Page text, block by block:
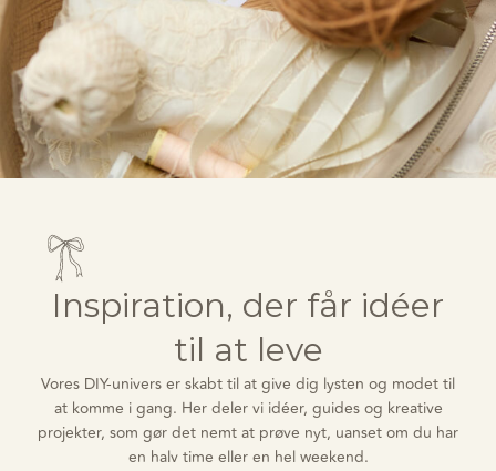
Inspiration, der får idéer
til at leve
Vores DIY-univers er skabt til at give dig lysten og modet til
at komme i gang. Her deler vi idéer, guides og kreative
projekter, som gør det nemt at prøve nyt, uanset om du har
en halv time eller en hel weekend.